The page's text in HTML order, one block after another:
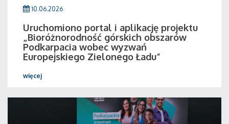
10.06.2026
Uruchomiono portal i aplikację projektu
„Bioróżnorodność górskich obszarów
Podkarpacia wobec wyzwań
Europejskiego Zielonego Ładu”
więcej